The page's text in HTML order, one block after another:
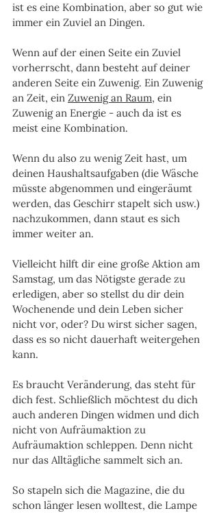
ist es eine Kombination, aber so gut wie
immer ein Zuviel an Dingen.
Wenn auf der einen Seite ein Zuviel
vorherrscht, dann besteht auf deiner
anderen Seite ein Zuwenig. Ein Zuwenig
an Zeit, ein Zuwenig an Raum, ein
Zuwenig an Energie - auch da ist es
meist eine Kombination.
Wenn du also zu wenig Zeit hast, um
deinen Haushaltsaufgaben (die Wäsche
müsste abgenommen und eingeräumt
werden, das Geschirr stapelt sich usw.)
nachzukommen, dann staut es sich
immer weiter an.
Vielleicht hilft dir eine große Aktion am
Samstag, um das Nötigste gerade zu
erledigen, aber so stellst du dir dein
Wochenende und dein Leben sicher
nicht vor, oder? Du wirst sicher sagen,
dass es so nicht dauerhaft weitergehen
kann.
Es braucht Veränderung, das steht für
dich fest. Schließlich möchtest du dich
auch anderen Dingen widmen und dich
nicht von Aufräumaktion zu
Aufräumaktion schleppen. Denn nicht
nur das Alltägliche sammelt sich an.
So stapeln sich die Magazine, die du
schon länger lesen wolltest, die Lampe